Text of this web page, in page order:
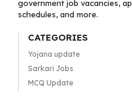
government job vacancies,
schedules, and more.
CATEGORIES
Yojana update
Sarkari Jobs
MCQ Update